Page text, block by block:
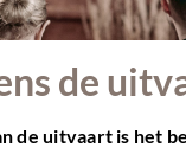
de
de uitvaart is het